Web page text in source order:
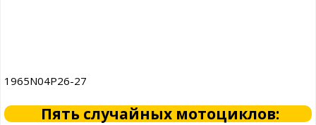
1965N04P26-27
Пять случайных мотоциклов: